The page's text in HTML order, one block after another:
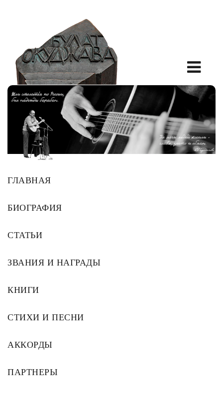
ГЛАВНАЯ
БИОГРАФИЯ
СТАТЬИ
ЗВАНИЯ И НАГРАДЫ
КНИГИ
СТИХИ И ПЕСНИ
АККОРДЫ
ПАРТНЕРЫ